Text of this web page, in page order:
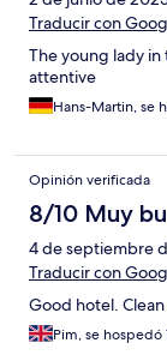
Traducir con
The young lady
attentive
Hans-Martin, se
Opinión verificada
8/10 Muy
4 de septiembre
Traducir con
Good hotel.
Pim, se hospedó